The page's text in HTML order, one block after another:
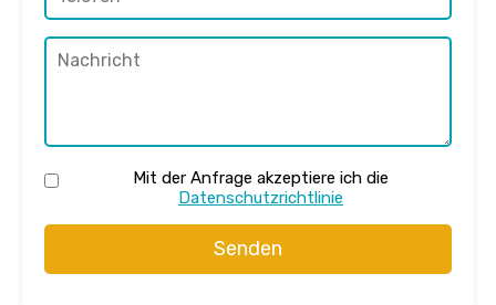
Mit der Anfrage akzeptiere ich die
Datenschutzrichtlinie
Senden